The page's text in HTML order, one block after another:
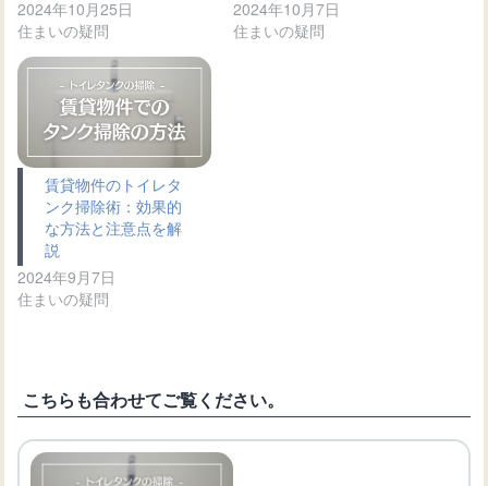
2024年10月25日
住まいの疑問
2024年10月7日
住まいの疑問
賃貸物件のトイレタ
ンク掃除術：効果的
な方法と注意点を解
説
2024年9月7日
住まいの疑問
こちらも合わせてご覧ください。